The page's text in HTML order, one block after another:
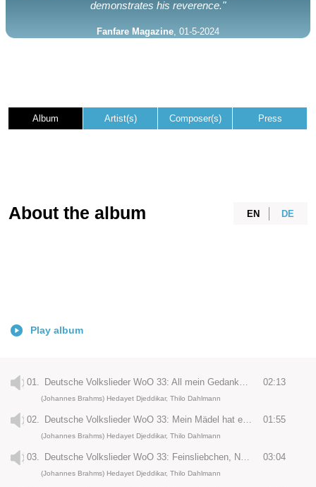
demonstrates his reverence."
Fanfare Magazine , 01-5-2024
Album Artist(s) Composer(s) Press
EN DE
About the album
Play album
01. Deutsche Volkslieder WoO 33: All mein Gedanken, No. 30 02:13
(Johannes Brahms) Hedayet Djeddikar, Thilo Dahlmann
02. Deutsche Volkslieder WoO 33: Mein Mädel hat einen Rosenmund, No. 25 01:55
(Johannes Brahms) Hedayet Djeddikar, Thilo Dahlmann
03. 03:04
(Johannes Brahms) Hedayet Djeddikar, Thilo Dahlmann